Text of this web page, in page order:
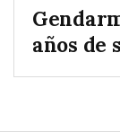
años de